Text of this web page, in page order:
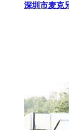
深圳市麦克